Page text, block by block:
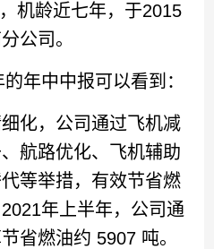
机龄近七年，于2015
公司。
中中报可以看到：
，公司通过飞机减
航路优化、飞机辅助
等举措，有效节省燃
年上半年，公司通
省燃油约 5907 吨。